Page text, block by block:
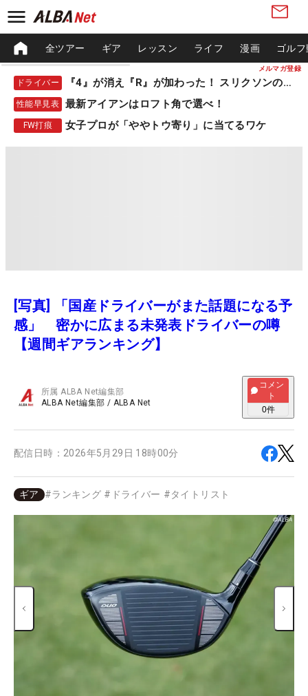
メルマガ登録
全ツアー ギア レッスン ライフ 漫画 ゴル
ドライバー 『4』が消え『R』が加わった！ スリクソンの新作
性能早見表 最新アイアンはロフト角で選べ！
FW打痕 女子プロが「ややトウ寄り」に当てるワケ
[写真] 「国産ドライバーがまた話題になる予
感」 密かに広まる未発表ドライバーの噂
【週間ギアランキング】
所属ALBA Net編集部
ALBA Net編集部 / ALBA Net
コメン
ト
0件
配信日時： 2026年5月29日 18時00分
ギア #ランキング # ドライバー #タイトリスト